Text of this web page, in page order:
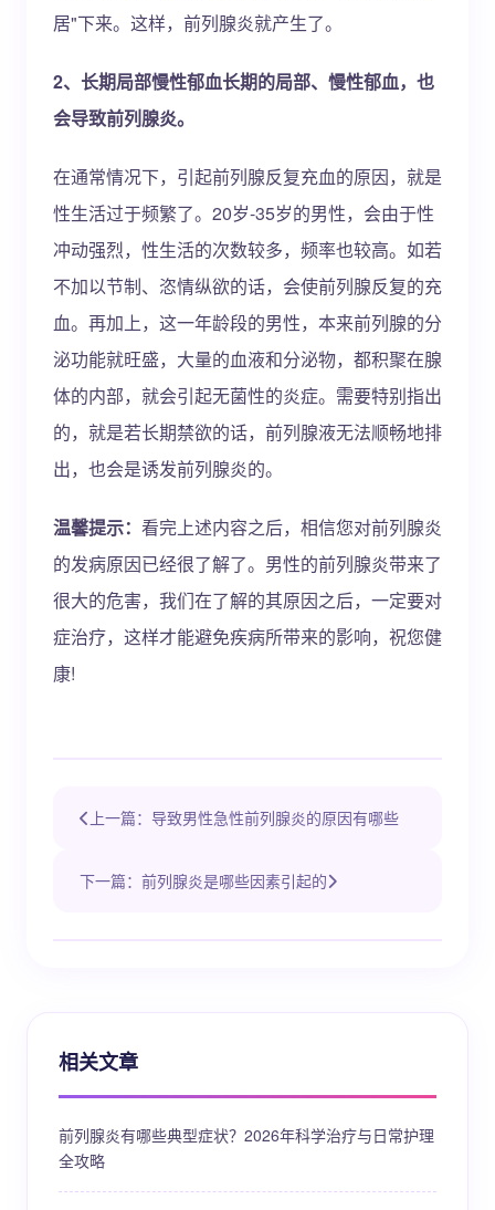
居"下来。这样，前列腺炎就产生了。
2、长期局部慢性郁血长期的局部、慢性郁血，也
会导致前列腺炎。
在通常情况下，引起前列腺反复充血的原因，就是
性生活过于频繁了。20岁-35岁的男性，会由于性
冲动强烈，性生活的次数较多，频率也较高。如若
不加以节制、恣情纵欲的话，会使前列腺反复的充
血。再加上，这一年龄段的男性，本来前列腺的分
泌功能就旺盛，大量的血液和分泌物，都积聚在腺
体的内部，就会引起无菌性的炎症。需要特别指出
的，就是若长期禁欲的话，前列腺液无法顺畅地排
出，也会是诱发前列腺炎的。
温馨提示： 看完上述内容之后，相信您对前列腺炎
的发病原因已经很了解了。男性的前列腺炎带来了
很大的危害，我们在了解的其原因之后，一定要对
症治疗，这样才能避免疾病所带来的影响，祝您健
康!
上一篇：导致男性急性前列腺炎的原因有哪些
下一篇：前列腺炎是哪些因素引起的
相关文章
前列腺炎有哪些典型症状？2026年科学治疗与日常护理
全攻略